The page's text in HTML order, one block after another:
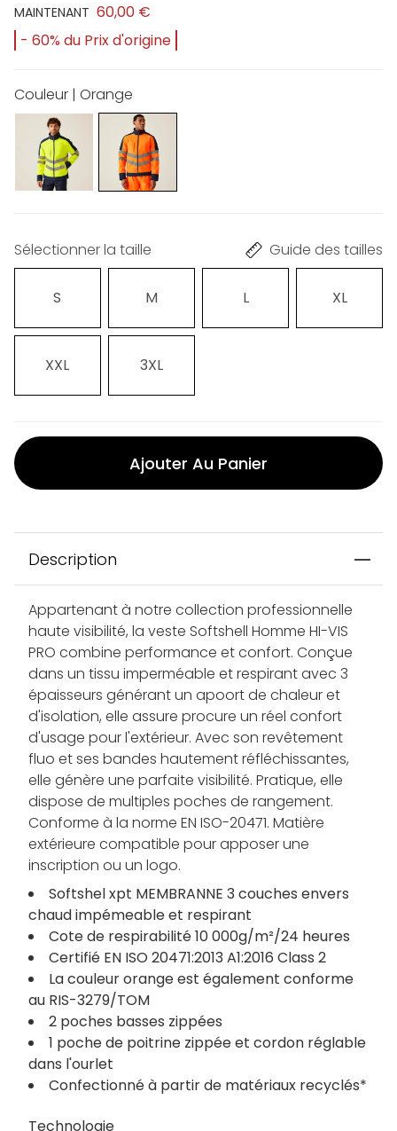
MAINTENANT 60,00 €
- 60% du Prix d'origine
Couleur | Orange
Sélectionner la taille Guide des tailles
S M L XL
XXL 3XL
Ajouter Au Panier
Description
Appartenant à notre collection professionnelle
haute visibilité, la veste Softshell Homme HI-VIS
PRO combine performance et confort. Conçue
dans un tissu imperméable et respirant avec 3
épaisseurs générant un apoort de chaleur et
d'isolation, elle assure procure un réel confort
d'usage pour l'extérieur. Avec son revêtement
fluo et ses bandes hautement réfléchissantes,
elle génère une parfaite visibilité. Pratique, elle
dispose de multiples poches de rangement.
Conforme à la norme EN ISO-20471. Matière
extérieure compatible pour apposer une
inscription ou un logo.
Softshel xpt MEMBRANNE 3 couches envers
chaud impémeable et respirant
Cote de respirabilité 10 000g/m²/24 heures
Certifié EN ISO 20471:2013 A1:2016 Class 2
La couleur orange est également conforme
au RIS-3279/TOM
2 poches basses zippées
1 poche de poitrine zippée et cordon réglable
dans l'ourlet
Confectionné à partir de matériaux recyclés*
Technologie